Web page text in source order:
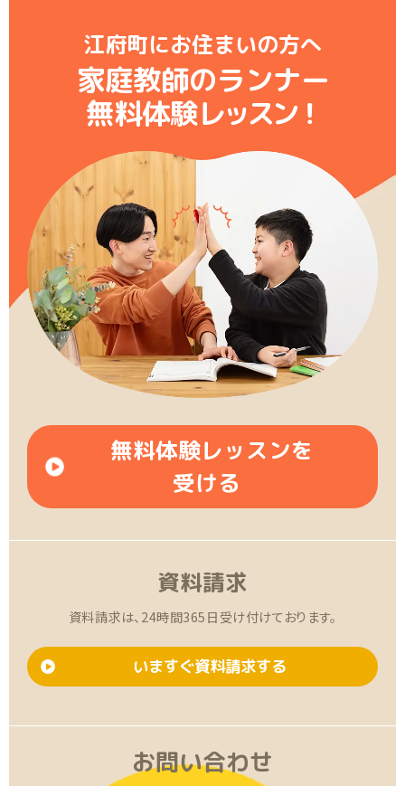
江府町にお住まいの方へ
家庭教師のランナー
無料体験レッスン！
無料体験レッスンを
受ける
資料請求
資料請求は、24時間365日受け付けております。
いますぐ資料請求する
お問い合わせ